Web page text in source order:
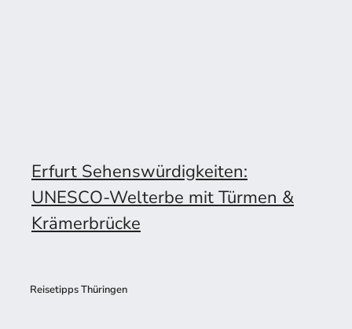
Erfurt Sehenswürdigkeiten:
UNESCO-Welterbe mit Türmen &
Krämerbrücke
Reisetipps Thüringen